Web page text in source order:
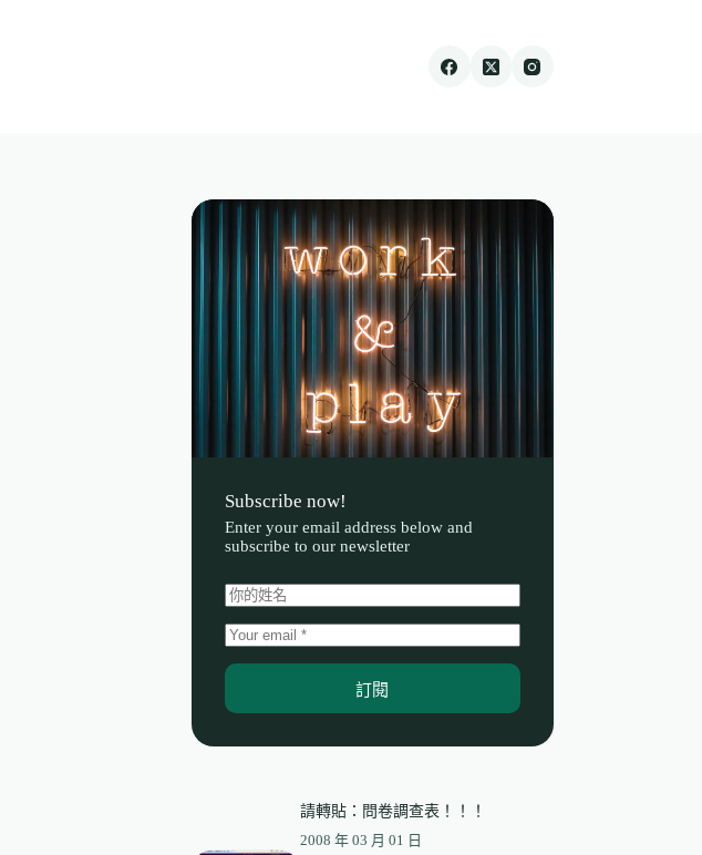
Subscribe now!
Enter your email address below and
subscribe to our newsletter
訂閱
請轉貼：問卷調查表！！！
2008 年 03 月 01 日